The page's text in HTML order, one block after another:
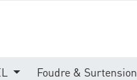
Foudre & Surtension